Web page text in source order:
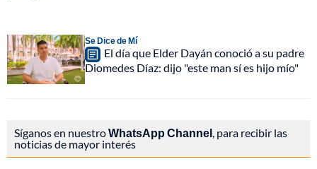
Se Dice de Mí
El día que Elder Dayán conoció a su padre
Diomedes Díaz: dijo "este man sí es hijo mío"
Síganos en nuestroWhatsApp Channel, para recibir las
noticias de mayor interés